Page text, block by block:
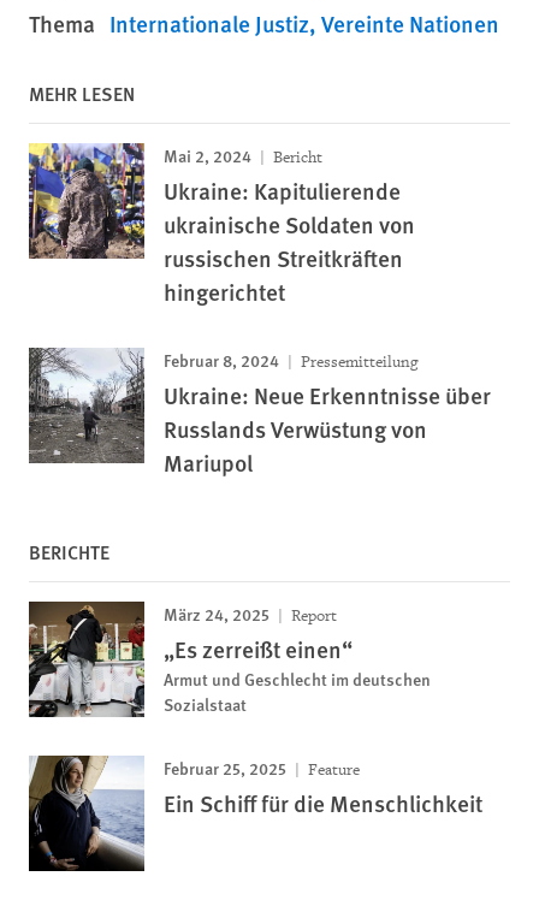
Thema Internationale Justiz Vereinte Nationen
MEHR LESEN
Mai 2, 2024 Bericht
Ukraine: Kapitulierende
ukrainische Soldaten von
russischen Streitkräften
hingerichtet
Februar 8, 2024 Pressemitteilung
Ukraine: Neue Erkenntnisse über
Russlands Verwüstung von
Mariupol
BERICHTE
März 24, 2025 Report
„Es zerreißt einen“
Armut und Geschlecht im deutschen
Sozialstaat
Februar 25, 2025 Feature
Ein Schiff für die Menschlichkeit